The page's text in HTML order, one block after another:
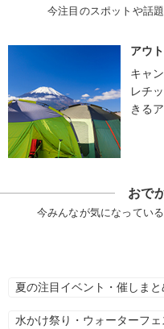
今注目のスポットや話
アウ
キャ
レチ
きる
おで
今みんなが気になってい
夏の注目イベント・催しまと
水かけ祭り・ウォーターフェ